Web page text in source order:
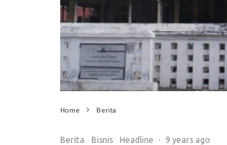
Home Berita
Berita Bisnis Headline · 9 years ago